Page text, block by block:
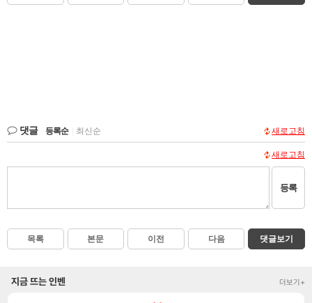
댓글 등록순 최신순 새로고침
새로고침
등록
목록 본문 이전 다음 댓글보기
지금 뜨는 인벤 더보기+